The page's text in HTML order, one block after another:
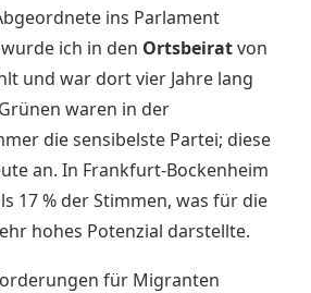
ins Parlament
ich in den Ortsbeiratvon
und war dort vier Jahre lang
waren in der
die sensibelste Partei; diese
an. In Frankfurt-Bockenheim
17 % der Stimmen, was für die
hohes Potenzial darstellte.
für Migranten